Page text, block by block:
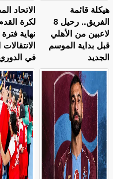
الاتحاد
لكرة
نهاية فترة
في الدوري
هيكلة قائمة
الفريق.. رحيل 8
لاعبين من الأهلي
قبل بداية الموسم
الجديد